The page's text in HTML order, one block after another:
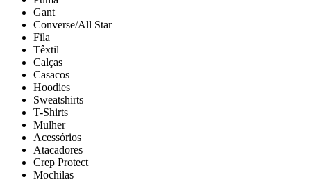
Gant
Converse/All Star
Fila
Têxtil
Calças
Casacos
Hoodies
Sweatshirts
T-Shirts
Mulher
Acessórios
Atacadores
Crep Protect
Mochilas